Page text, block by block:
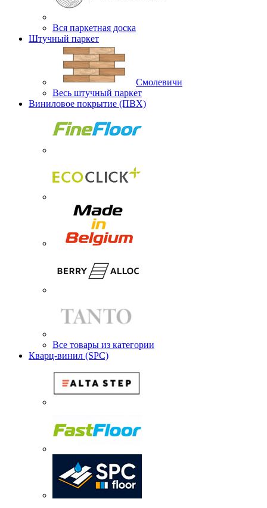
Вся паркетная доска
Штучный паркет
Смолевичи
Весь штучный паркет
Виниловое покрытие (ПВХ)
Все товары из категории
Кварц-винил (SPC)